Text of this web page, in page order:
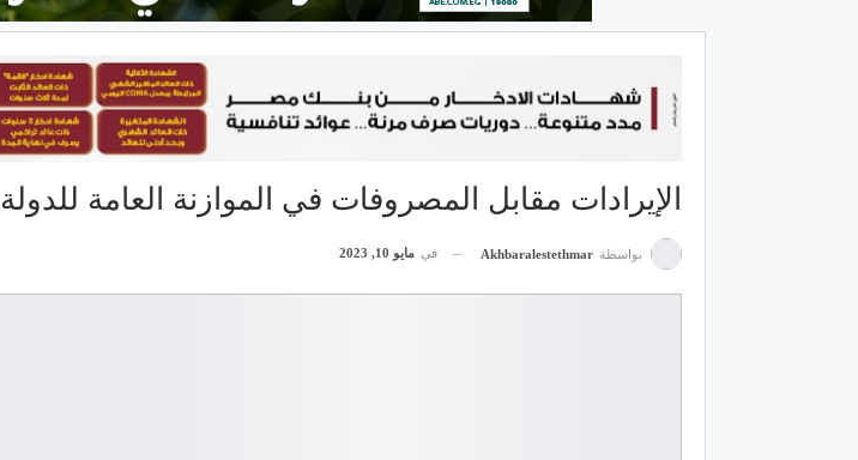
الإيرادات مقابل المصروفات في الموازنة العامة للدولة
بواسطة Akhbaralestethmar في مايو 10, 2023